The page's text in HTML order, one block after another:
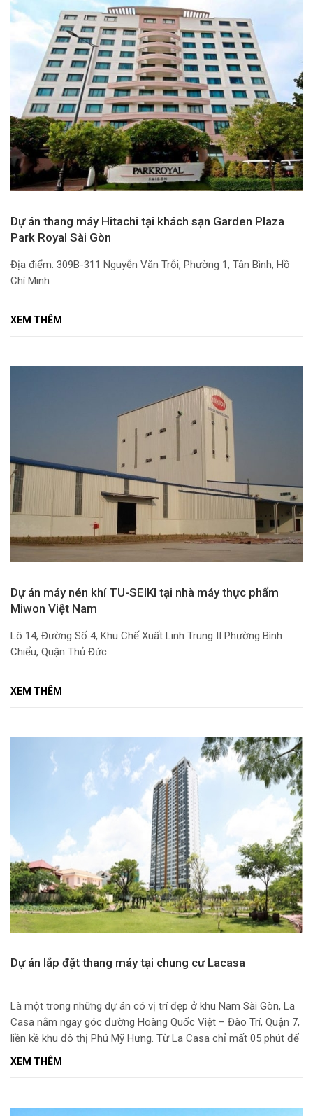
Dự án thang máy Hitachi tại khách sạn Garden Plaza
Park Royal Sài Gòn
Địa điểm: 309B-311 Nguyễn Văn Trỗi, Phường 1, Tân Bình, Hồ
Chí Minh
XEM THÊM
Dự án máy nén khí TU-SEIKI tại nhà máy thực phẩm
Miwon Việt Nam
Lô 14, Đường Số 4, Khu Chế Xuất Linh Trung II Phường Bình
Chiểu, Quận Thủ Đức
XEM THÊM
Dự án lắp đặt thang máy tại chung cư Lacasa
Là một trong những dự án có vị trí đẹp ở khu Nam Sài Gòn, La
Casa nằm ngay góc đường Hoàng Quốc Việt – Đào Trí, Quận 7,
liền kề khu đô thị Phú Mỹ Hưng. Từ La Casa chỉ mất 05 phút để
đi đến khu Hồ Bán Nguyệt, Cầu Ánh Sao, khu mua sắm
XEM THÊM